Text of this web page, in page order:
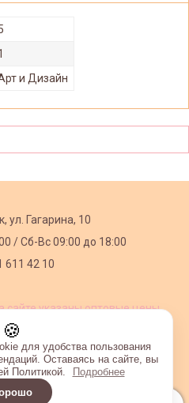
и Дизайн
ул. Гагарина, 10
/Сб-Вс 09:00 до 18:00
611 42 10
сайте указаны оптовые цены,
🍪
для удобства пользования
Оставаясь на сайте, вы
Политикой.
Подробнее